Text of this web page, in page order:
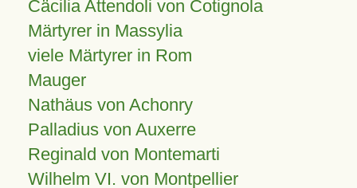
Cäcilia Attendoli von Cotignola
Märtyrer in Massylia
viele Märtyrer in Rom
Mauger
Nathäus von Achonry
Palladius von Auxerre
Reginald von Montemarti
Wilhelm VI. von Montpellier